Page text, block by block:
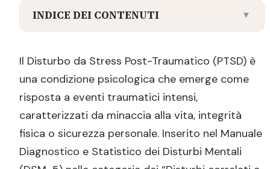
INDICE DEI CONTENUTI ▼
Impatto sulla Società
Trattamenti per il PTSD
Conclusioni
Bibliografia
Il Disturbo da Stress Post-Traumatico (PTSD) è
una condizione psicologica che emerge come
risposta a eventi traumatici intensi,
caratterizzati da minaccia alla vita, integrità
fisica o sicurezza personale. Inserito nel Manuale
Diagnostico e Statistico dei Disturbi Mentali